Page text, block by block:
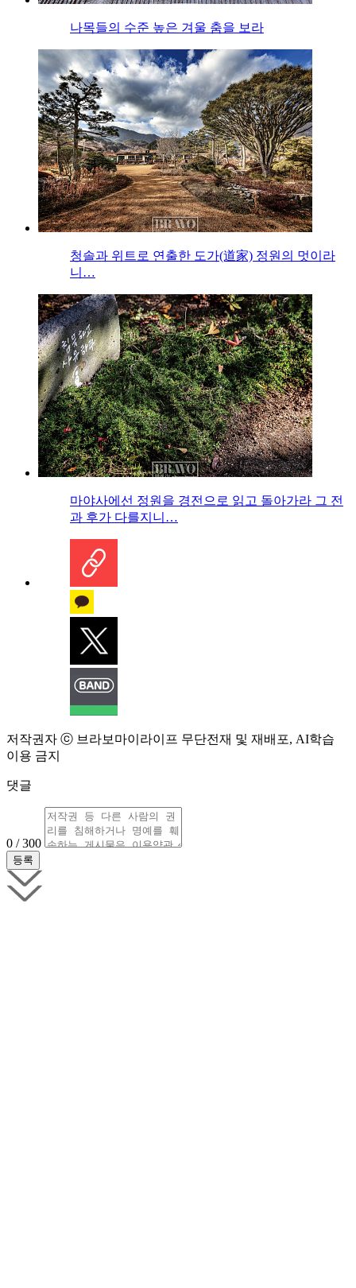
나목들의 수준 높은 겨울 춤을 보라
청솔과 위트로 연출한 도가(道家) 정원의 멋이라
니…
마야사에선 정원을 경전으로 읽고 돌아가라 그 전
과 후가 다를지니…
저작권자 ⓒ 브라보마이라이프 무단전재 및 재배포, AI학습
이용 금지
댓글
0 / 300